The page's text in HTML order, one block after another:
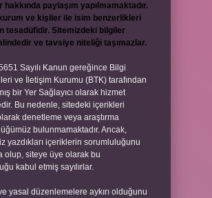
paylaşım yapılmamaktadır.
ve kişiler ile isim benzerlikleri
tesadüfidir. Sitemizdeki bilgiler
ve tavsiye niteliği taşımazlar.
Sayılı Kanun gereğince Bilgi
ve İletişim Kurumu (BTK) tarafından
bir Yer Sağlayıcı olarak hizmet
Bu nedenle, sitedeki içerikleri
denetleme veya araştırma
bulunmamaktadır. Ancak,
yazdıkları içeriklerin sorumluluğunu
olup, siteye üye olarak bu
kabul etmiş sayılırlar.
yasal düzenlemelere aykırı olduğunu